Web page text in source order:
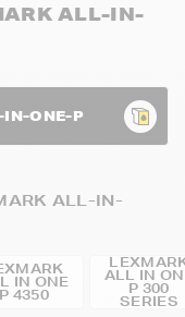
ALL-IN-
ONE-P
ALL-IN-
IN ONE
P 4350
ALL IN
P 300
SERIES